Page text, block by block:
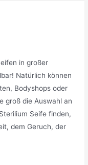
in großer
Natürlich können
Bodyshops oder
groß die Auswahl an
Seife finden,
dem Geruch, der